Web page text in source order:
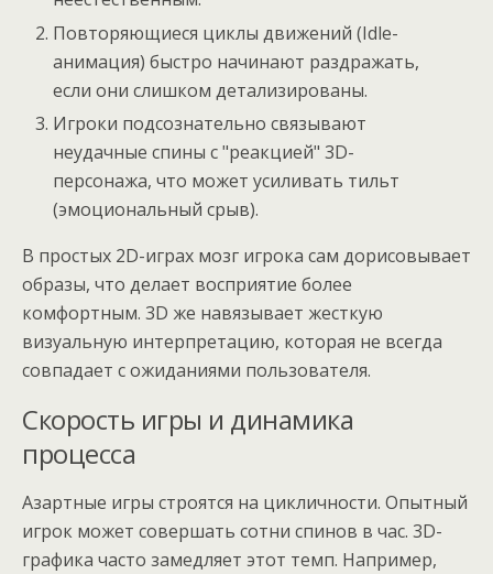
Повторяющиеся циклы движений (Idle-
анимация) быстро начинают раздражать,
если они слишком детализированы.
Игроки подсознательно связывают
неудачные спины с "реакцией" 3D-
персонажа, что может усиливать тильт
(эмоциональный срыв).
В простых 2D-играх мозг игрока сам дорисовывает
образы, что делает восприятие более
комфортным. 3D же навязывает жесткую
визуальную интерпретацию, которая не всегда
совпадает с ожиданиями пользователя.
Скорость игры и динамика
процесса
Азартные игры строятся на цикличности. Опытный
игрок может совершать сотни спинов в час. 3D-
графика часто замедляет этот темп. Например,